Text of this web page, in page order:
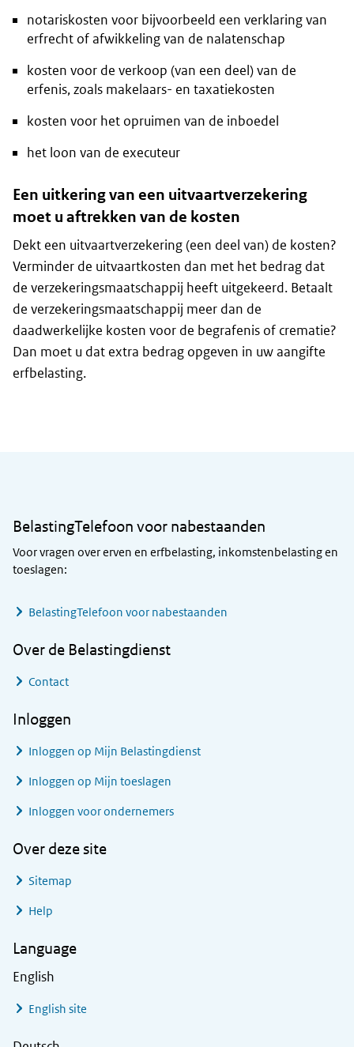
notariskosten voor bijvoorbeeld een verklaring van
erfrecht of afwikkeling van de nalatenschap
kosten voor de verkoop (van een deel) van de
erfenis, zoals makelaars- en taxatiekosten
kosten voor het opruimen van de inboedel
het loon van de executeur
Een uitkering van een uitvaartverzekering
moet u aftrekken van de kosten
Dekt een uitvaartverzekering (een deel van) de kosten?
Verminder de uitvaartkosten dan met het bedrag dat
de verzekeringsmaatschappij heeft uitgekeerd. Betaalt
de verzekeringsmaatschappij meer dan de
daadwerkelijke kosten voor de begrafenis of crematie?
Dan moet u dat extra bedrag opgeven in uw aangifte
erfbelasting.
BelastingTelefoon voor nabestaanden
Voor vragen over erven en erfbelasting, inkomstenbelasting en
toeslagen:
BelastingTelefoon voor nabestaanden
Over de Belastingdienst
Contact
Inloggen
Inloggen op Mijn Belastingdienst
Inloggen op Mijn toeslagen
Inloggen voor ondernemers
Over deze site
Sitemap
Help
Language
English
English site